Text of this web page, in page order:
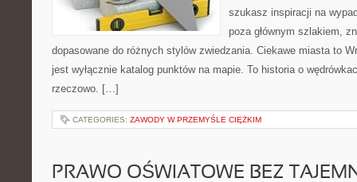
szukasz inspiracji na
poza głównym szlakiem,
dopasowane do różnych stylów zwiedzania. Ciekawe miasta to
jest wyłącznie katalog punktów na mapie. To historia o
rzeczowo. […]
CATEGORIES: ZAWODY W PRZEMYŚLE CIĘŻKIM
PRAWO OŚWIATOWE BEZ